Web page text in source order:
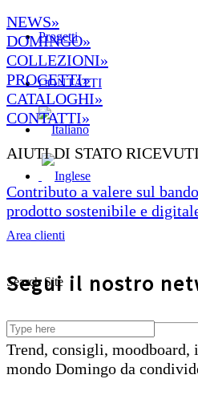
Progetti
CONTATTI
Area clienti
Search Site
NEWS»
DOMINGO»
COLLEZIONI»
PROGETTI»
CATALOGHI»
CONTATTI»
AIUTI DI STATO RICEVUTI
Contributo a valere sul
prodotto sostenibile e
Segui il nostro
Trend, consigli,
mondo Domingo da